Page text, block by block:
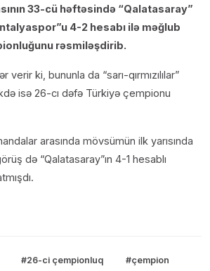
33-cü həftəsində “Qalatasaray”
4-2 hesabı ilə məğlub
rəsmiləşdirib.
verir ki, bununla da “sarı-qırmızılılar”
isə 26-cı dəfə Türkiyə çempionu
arasında mövsümün ilk yarısında
də “Qalatasaray”ın 4-1 hesablı
#26-ci çempionluq #çempion